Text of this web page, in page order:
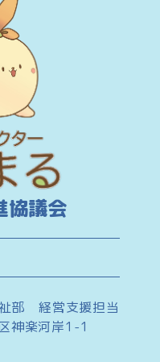
協議会
部 経営支援担当
神楽河岸1-1